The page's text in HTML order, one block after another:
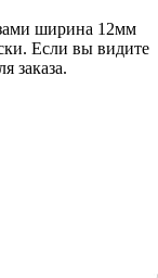
ширина 12мм
Если вы видите
заказа.